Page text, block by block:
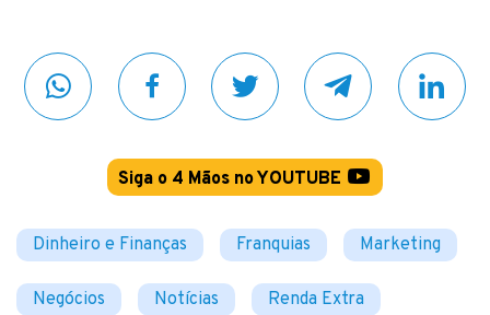
Siga o 4 Mãos no YOUTUBE
Dinheiro e Finanças Franquias Marketing
Negócios Notícias Renda Extra